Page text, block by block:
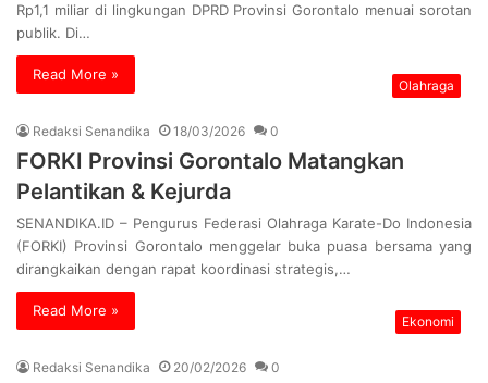
Rp1,1 miliar di lingkungan DPRD Provinsi Gorontalo menuai sorotan
publik. Di…
Read More »
Olahraga
Redaksi Senandika 18/03/2026 0
FORKI Provinsi Gorontalo Matangkan
Pelantikan & Kejurda
SENANDIKA.ID – Pengurus Federasi Olahraga Karate-Do Indonesia
(FORKI) Provinsi Gorontalo menggelar buka puasa bersama yang
dirangkaikan dengan rapat koordinasi strategis,…
Read More »
Ekonomi
Redaksi Senandika 20/02/2026 0